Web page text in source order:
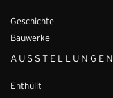
Geschichte
Bauwerke
AUSSTELLUNGEN
Enthüllt